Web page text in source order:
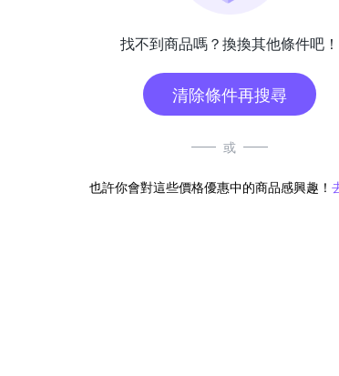
找不到商品嗎？換換其他條件吧！
清除條件再搜尋
或
也許你會對這些價格優惠中的商品感興趣！